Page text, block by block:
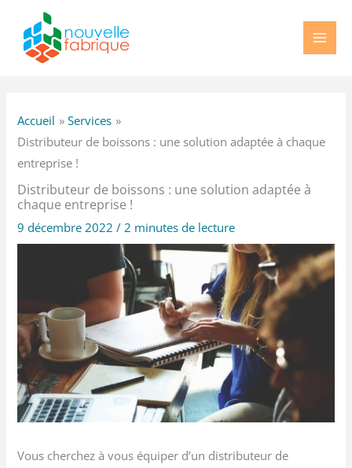
contenu
Accueil
Services
Distributeur de boissons : une solution adaptée à chaque
entreprise !
Distributeur de boissons : une solution adaptée à
chaque entreprise !
9 décembre 2022/2 minutes de lecture
Vous cherchez à vous équiper d’un distributeur de